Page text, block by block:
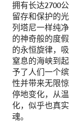
拥有长达2700
留存和保护的
列塔尼一样纯
的神奇般的度
的永恒旋律，
窒息的海峡到
予了人们一个
性并带来无限
停地变化，从
化，似乎也真
魂。